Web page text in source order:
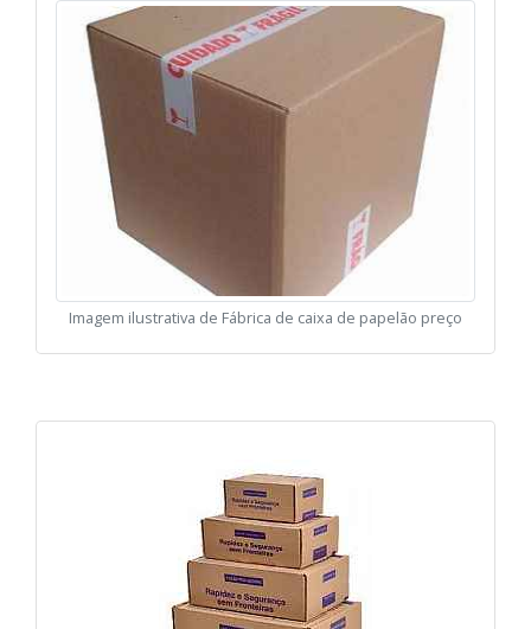
Imagem ilustrativa de Fábrica de caixa de papelão preço